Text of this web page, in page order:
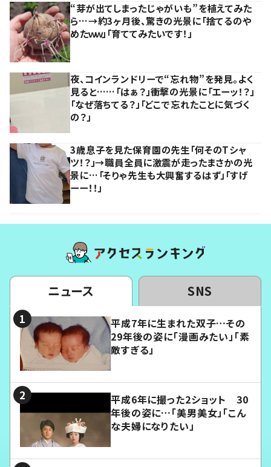
“芽が出てしまったじゃがいも”を植えてみた
ら…→約3ヶ月後、驚きの光景に「捨てるのや
めたｗｗ」「育ててみたいです！」
夜、コインランドリーで“忘れ物”を発見。よく
見ると……「はぁ？」衝撃の光景に「エーッ！？」
「なぜ落ちてる？」「どこで忘れたことに気づく
の？」
3歳息子を見た保育園の先生「何そのTシャ
ツ！？」→職員全員に激震が走ったまさかの光
景に…「そりゃ先生も大興奮するはず」「すげ
ーー！！」
ニュース SNS
平成7年に生まれた双子…その
29年後の姿に「漫画みたい」「素
敵すぎる」
平成6年に撮った2ショット 30
年後の姿に…「美男美女」「こん
な夫婦になりたい」